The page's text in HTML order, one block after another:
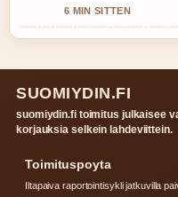
6 MIN SITTEN
SUOMIYDIN.FI
suomiydin.fi toimitus julkaisee
korjauksia selkein lahdeviittein.
Toimituspoyta
Iltapaiva raportointisykli jatkuvilla